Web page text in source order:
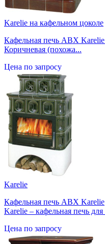
Karelie на кафельном цоколе
Кафельная печь ABX
Коричневая (похожа...
Цена по запросу
Karelie
Кафельная печь ABX Karelie
Karelie – кафельная печь
Цена по запросу